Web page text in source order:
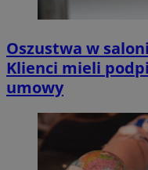
Oszustwa w
Klienci mieli
umowy